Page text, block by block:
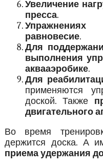
Увеличение
пресса.
равновесие.
Для
выполнения
аквааэробике.
Для
применяются
доской. Также
двигательного
Во время
держится доска. А
приема удержания